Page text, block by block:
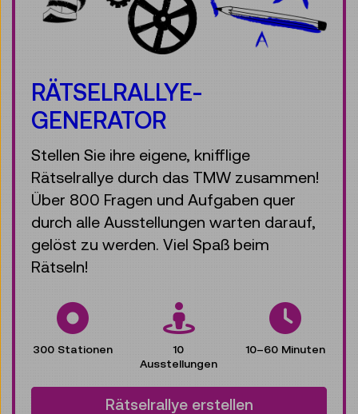
RÄTSELRALLYE-
GENERATOR
Stellen Sie ihre eigene, knifflige
Rätselrallye durch das TMW zusammen!
Über 800 Fragen und Aufgaben quer
durch alle Ausstellungen warten darauf,
gelöst zu werden. Viel Spaß beim
Rätseln!
300 Stationen
10
Ausstellungen
10–60 Minuten
Rätselrallye erstellen